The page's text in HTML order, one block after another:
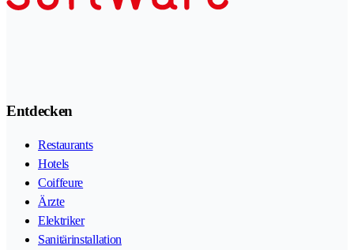
Entdecken
Restaurants
Hotels
Coiffeure
Ärzte
Elektriker
Sanitärinstallation